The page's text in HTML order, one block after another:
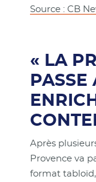
Source : CB
« LA
Après
Provence va
format